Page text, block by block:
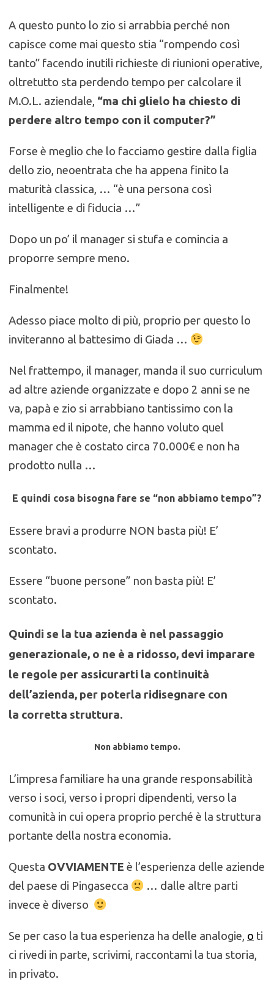
A questo punto lo zio si arrabbia perché non
capisce come mai questo stia “rompendo così
tanto” facendo inutili richieste di riunioni operative,
oltretutto sta perdendo tempo per calcolare il
M.O.L. aziendale, “ma chi glielo ha chiesto di
perdere altro tempo con il computer?”
Forse è meglio che lo facciamo gestire dalla figlia
dello zio, neoentrata che ha appena finito la
maturità classica, … “è una persona così
intelligente e di fiducia …”
Dopo un po’ il manager si stufa e comincia a
proporre sempre meno.
Finalmente!
Adesso piace molto di più, proprio per questo lo
inviteranno al battesimo di Giada …
Nel frattempo, il manager, manda il suo curriculum
ad altre aziende organizzate e dopo 2 anni se ne
va, papà e zio si arrabbiano tantissimo con la
mamma ed il nipote, che hanno voluto quel
manager che è costato circa 70.000€ e non ha
prodotto nulla …
E quindi cosa bisogna fare se “non abbiamo tempo”?
Essere bravi a produrre NON basta più! E’
scontato.
Essere “buone persone” non basta più! E’
scontato.
Quindi se la tua azienda è nel passaggio
generazionale, o ne è a ridosso, devi imparare
le regole per assicurarti la continuità
dell’azienda, per poterla ridisegnare con
la corretta struttura.
Non abbiamo tempo.
L’impresa familiare ha una grande responsabilità
verso i soci, verso i propri dipendenti, verso la
comunità in cui opera proprio perché è la struttura
portante della nostra economia.
Questa OVVIAMENTE è l’esperienza delle aziende
del paese di Pingasecca
… dalle altre parti
invece è diverso
Se per caso la tua esperienza ha delle analogie, o ti
ci rivedi in parte, scrivimi, raccontami la tua storia,
in privato.